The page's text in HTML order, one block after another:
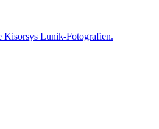
Kisorsys Lunik-Fotografien.